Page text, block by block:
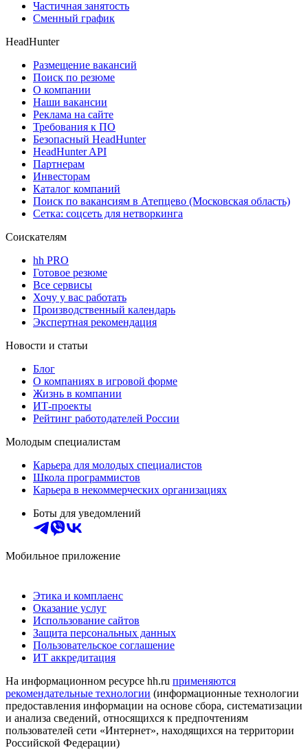
Частичная занятость
Сменный график
HeadHunter
Размещение вакансий
Поиск по резюме
О компании
Наши вакансии
Реклама на сайте
Требования к ПО
Безопасный HeadHunter
HeadHunter API
Партнерам
Инвесторам
Каталог компаний
Поиск по вакансиям в Атепцево (Московская область)
Сетка: соцсеть для нетворкинга
Соискателям
hh PRO
Готовое резюме
Все сервисы
Хочу у вас работать
Производственный календарь
Экспертная рекомендация
Новости и статьи
Блог
О компаниях в игровой форме
Жизнь в компании
ИТ-проекты
Рейтинг работодателей России
Молодым специалистам
Карьера для молодых специалистов
Школа программистов
Карьера в некоммерческих организациях
Боты для уведомлений
Мобильное приложение
Этика и комплаенс
Оказание услуг
Использование сайтов
Защита персональных данных
Пользовательское соглашение
ИТ аккредитация
На информационном ресурсе hh.ru применяются
рекомендательные технологии (информационные технологии
предоставления информации на основе сбора, систематизации
и анализа сведений, относящихся к предпочтениям
пользователей сети «Интернет», находящихся на территории
Российской Федерации)